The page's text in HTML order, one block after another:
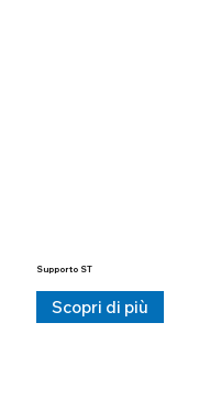
Supporto ST
Scopri di più